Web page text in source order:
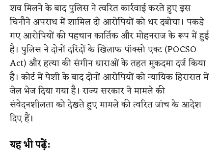
शव मिलने के बाद पुलिस ने त्वरित कार्रवाई करते हुए इस
घिनौने अपराध में शामिल दो आरोपियों को धर दबोचा। पकड़े
गए आरोपियों की पहचान कार्तिक और मोहनराज के रूप में हुई
है। पुलिस ने दोनों दरिंदों के खिलाफ पॉक्सो एक्ट (POCSO
Act) और हत्या की संगीन धाराओं के तहत मुकदमा दर्ज किया
है। कोर्ट में पेशी के बाद दोनों आरोपियों को न्यायिक हिरासत में
जेल भेज दिया गया है। राज्य सरकार ने मामले की
संवेदनशीलता को देखते हुए मामले की त्वरित जांच के आदेश
दिए हैं।
यह भी पढ़ें: